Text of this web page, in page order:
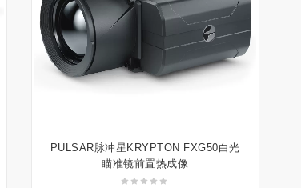
加入购物车
PULSAR脉冲星KRYPTON FXG50白光
瞄准镜前置热成像